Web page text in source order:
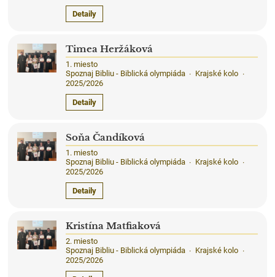
Detaily
Timea Heržáková
1. miesto
Spoznaj Bibliu - Biblická olympiáda · Krajské kolo ·
2025/2026
Detaily
Soňa Čandíková
1. miesto
Spoznaj Bibliu - Biblická olympiáda · Krajské kolo ·
2025/2026
Detaily
Kristína Matfiaková
2. miesto
Spoznaj Bibliu - Biblická olympiáda · Krajské kolo ·
2025/2026